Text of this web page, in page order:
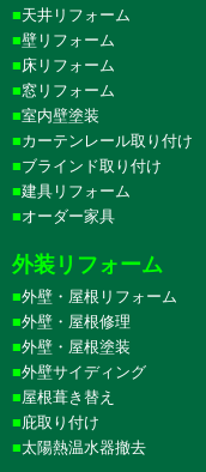
天井リフォーム
壁リフォーム
床リフォーム
窓リフォーム
室内壁塗装
カーテンレール取り付け
ブラインド取り付け
建具リフォーム
オーダー家具
外装リフォーム
外壁・屋根リフォーム
外壁・屋根修理
外壁・屋根塗装
外壁サイディング
屋根葺き替え
庇取り付け
太陽熱温水器撤去